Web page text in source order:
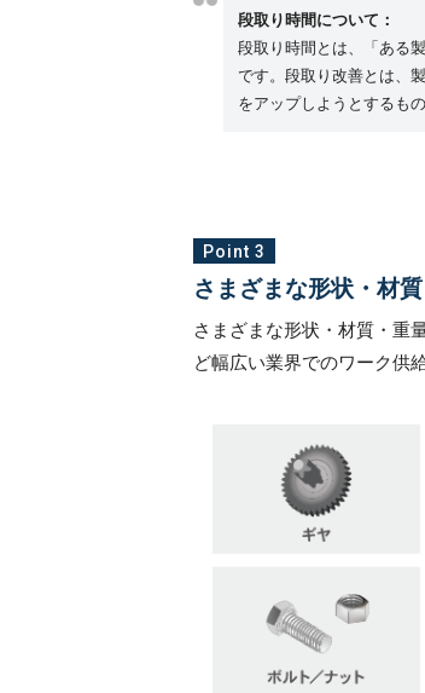
段取り時間について：
段取り時間とは、「ある
です。段取り改善とは、
をアップしようとするもの
Point 3
さまざまな形状・材
さまざまな形状・材質・重
ど幅広い業界でのワーク供